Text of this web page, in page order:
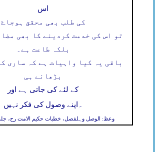
اس
کی طلب بھی محقق ہوجاۓ
تو اس کی خدمت کردینے کا بھی
بلکہ طاعت ہے۔
باقی یہ کیا واہیات ہے کہ ساری
بڑھانے ہی
کے لئے کی جاتی ہے اور
اپنے وصول کی فکر نہیں ۔
وعظ: الوصل وہلفصل، خطبات حکیم الامت رح، جلد 15/ص